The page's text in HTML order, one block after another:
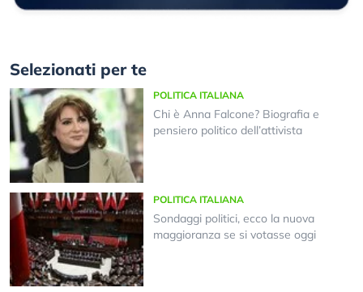
Selezionati per te
POLITICA ITALIANA
Chi è Anna Falcone? Biografia e
pensiero politico dell’attivista
POLITICA ITALIANA
Sondaggi politici, ecco la nuova
maggioranza se si votasse oggi